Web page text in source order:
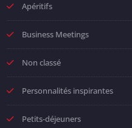
Apéritifs
Business Meetings
Non classé
Personnalités inspirantes
Petits-déjeuners